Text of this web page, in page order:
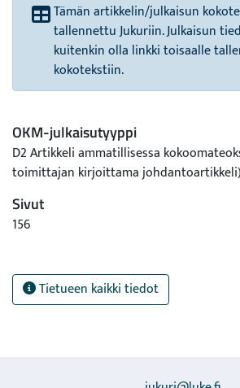
Tämän artikkelin/julkaisun
tallennettu Jukuriin. Julkaisun
kuitenkin olla linkki toisaalle
kokotekstiin.
OKM-julkaisutyyppi
D2 Artikkeli ammatillisessa
toimittajan kirjoittama johdantoartikkeli)
Sivut
156
Tietueen kaikki tiedot